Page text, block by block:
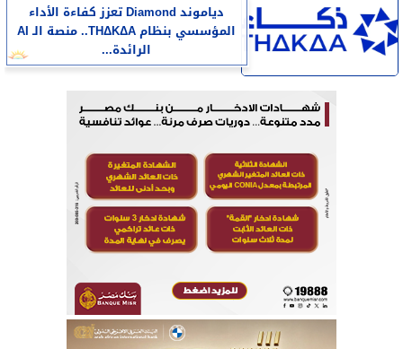
دياموند Diamond تعزز كفاءة الأداء
المؤسسي بنظام THΔKΔA.. منصة الـ AI
الرائدة...